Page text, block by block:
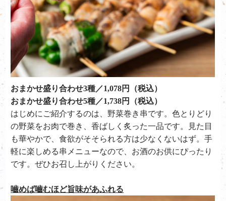
おまかせ盛り合わせ3種／1,078円（税込）
おまかせ盛り合わせ5種／1,738円（税込）
はじめにご紹介するのは、野菜巻き串です。色とりどり
の野菜をお肉で巻き、香ばしく炙った一品です。見た目
も華やかで、食欲がそそられる方は少なくないはず。手
軽に楽しめる串メニューなので、お酒のお供にぴったり
です。ぜひお召し上がりください。
嚙めば嚙むほど旨味があふれる